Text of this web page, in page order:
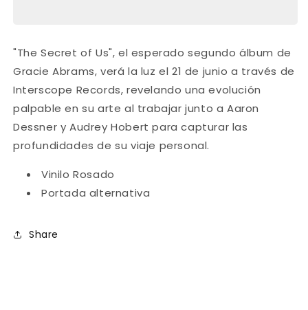
Us
(Pink
Vinyl)
Us
(Pink
Vinyl)
"The Secret of Us", el esperado segundo álbum de
Gracie Abrams, verá la luz el 21 de junio a través de
Interscope Records, revelando una evolución
palpable en su arte al trabajar junto a Aaron
Dessner y Audrey Hobert para capturar las
profundidades de su viaje personal.
Vinilo Rosado
Portada alternativa
Share